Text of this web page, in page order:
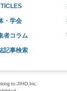
・学会
者コラム
記事検索
to JIHO,Inc.